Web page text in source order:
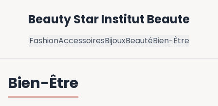
Beauty Star Institut Beaute
FashionAccessoiresBijouxBeautéBien-Être
Bien-Être